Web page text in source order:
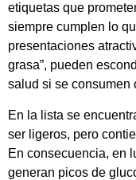
etiquetas que
siempre cumplen lo
presentaciones
grasa”, pueden
salud si se consumen
En la lista se
ser ligeros, pero
En consecuencia, en
generan picos de